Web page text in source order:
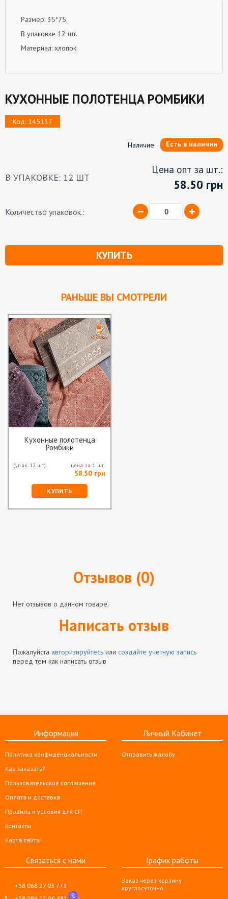
Размер: 35*75.
В упаковке 12 шт.
Материал: хлопок.
КУХОННЫЕ ПОЛОТЕНЦА РОМБИКИ
Код: 145137
Наличие: Есть в наличии
В УПАКОВКЕ: 12 ШТ
Цена опт за шт.:
58.50 грн
Количество упаковок.:
КУПИТЬ
РАНЬШЕ ВЫ СМОТРЕЛИ
Кухонные полотенца
Ромбики
(упак. 12 шт) цена за 1 шт.
58.50 грн
КУПИТЬ
Отзывов (0)
Нет отзывов о данном товаре.
Написать отзыв
Пожалуйста авторизируйтесь или создайте учетную запись
перед тем как написать отзыв
Информация
Политика конфиденциальности
Как заказать?
Пользовательское соглашение
Оплата и доставка
Правила и условия для СП
Контакты
Карта сайта
Личный Кабинет
Отправить жалобу
Связаться с нами
+38 068 27 03 773
График работы
Заказ через корзину
круглосуточно